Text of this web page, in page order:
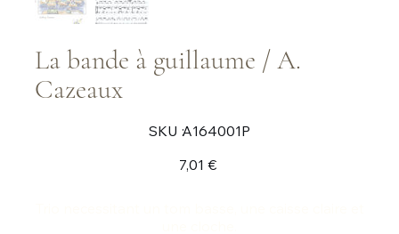
La bande à guillaume / A.
Cazeaux
SKU :SKU
A164001P
A164001P
7,01 €